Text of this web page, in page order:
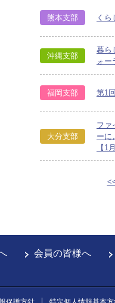
熊本支部 くら
沖縄支部
暮ら
ォー
福岡支部 第1
大分支部
ファ
ーに
【1
会員の皆様へ